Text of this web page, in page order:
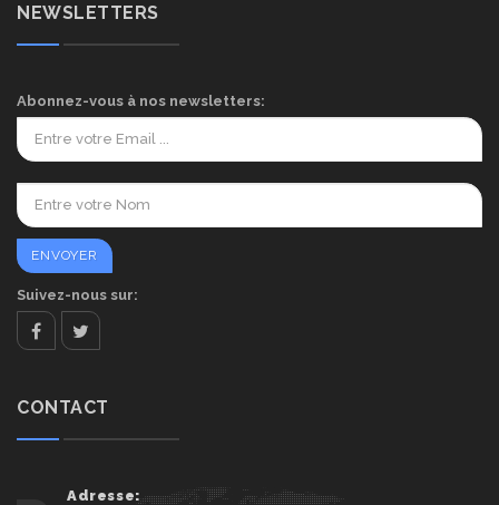
NEWSLETTERS
Abonnez-vous à nos newsletters:
Suivez-nous sur:
CONTACT
Adresse: